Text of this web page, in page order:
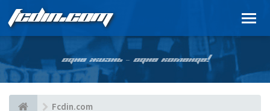
FCDIN.COM
ОДНА ЖИЗНЬ – ОДНА КОМАНДА!
Fcdin.com